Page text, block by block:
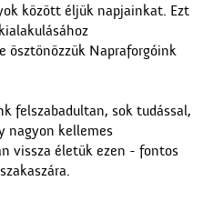
között éljük napjainkat. Ezt
ösztönözzük Napraforgóink
felszabadultan, sok tudással,
nagyon kellemes
vissza életük ezen - fontos